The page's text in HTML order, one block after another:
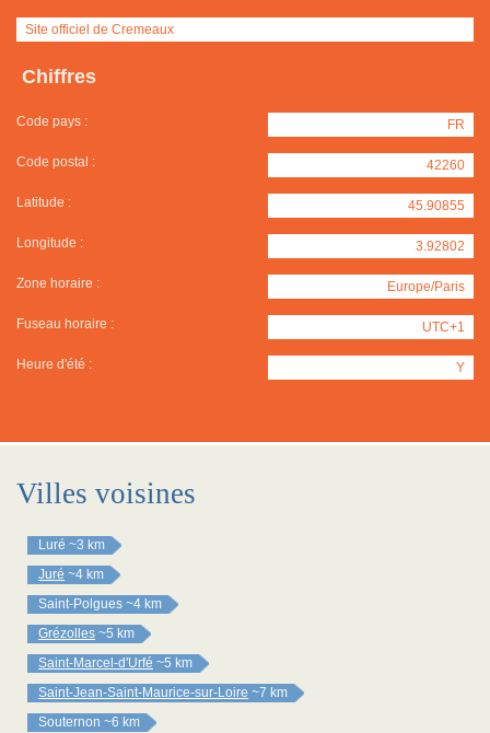
Site officiel de Cremeaux
Chiffres
Code pays : FR
Code postal : 42260
Latitude : 45.90855
Longitude : 3.92802
Zone horaire : Europe/Paris
Fuseau horaire : UTC+1
Heure d'été : Y
Villes voisines
Luré ~3 km
Juré ~4 km
Saint-Polgues ~4 km
Grézolles ~5 km
Saint-Marcel-d'Urfé ~5 km
Saint-Jean-Saint-Maurice-sur-Loire ~7 km
Souternon ~6 km